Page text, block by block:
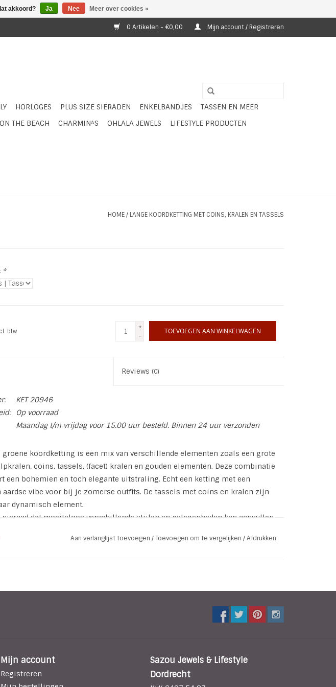
0 Artikelen - €0,00 Mijn account / Registreren
HORLOGES PLUS SIZE SIERADEN ENKELBANDJES
TASSEN EN MEER
ON THE BEACH CHARMIN*S OHLALA JEWELS
LIFESTYLE PRODUCTEN
HOME/ LANGE KOORDKETTING MET COINS, KRALEN EN TASSELS
*
btw
+
-
TOEVOEGEN AAN WINKELWAGEN
Reviews (0)
KET 20946
Op voorraad
Maandag t/m vrijdag voor 15.00 uur besteld. Binnen 24 uur verzonden
groene koordketting is een mix van verschillende elementen zoals een grote
coins, tassels, (facet) kralen en gouden elementen. Deze combinatie
een bohemien en toch elegante uitstraling. Echt een ketting met een
vibe voor bij je zomerse outfits. De tassels met coins en kralen zijn
dynamisch element.
sieraad dat moeiteloos verschillende stijlen en gelegenheden kan aanvullen.
schuifknoop
groen | goud
Aan verlanglijst toevoegen /Toevoegen om te vergelijken /Afdrukken
Mijn account
Registreren
Sazou Jewels & Lifestyle
Dordrecht
akkoord? Ja Nee Meer over cookies »